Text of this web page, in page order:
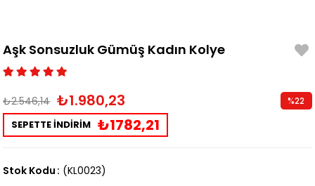
Aşk Sonsuzluk Gümüş Kadın Kolye
₺2.546,14 ₺1.980,23
SEPETTE İNDİRİM ₺1782,21
%22
Stok Kodu (KL0023)